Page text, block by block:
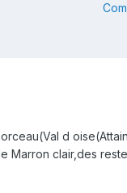
d
clair,des